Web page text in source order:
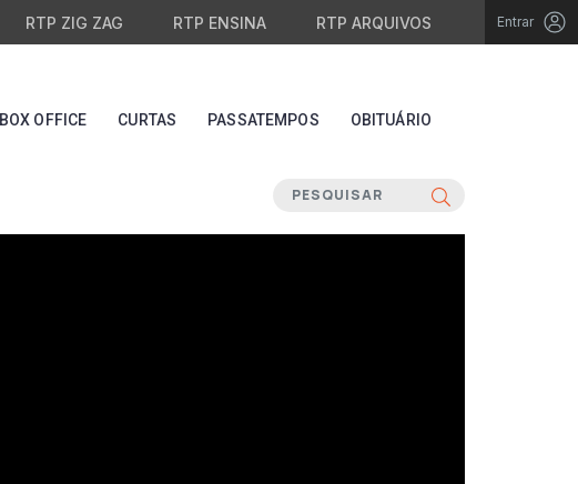
RTP ZIG ZAG RTP ENSINA RTP ARQUIVOS Entrar
BOX OFFICE CURTAS PASSATEMPOS OBITUÁRIO